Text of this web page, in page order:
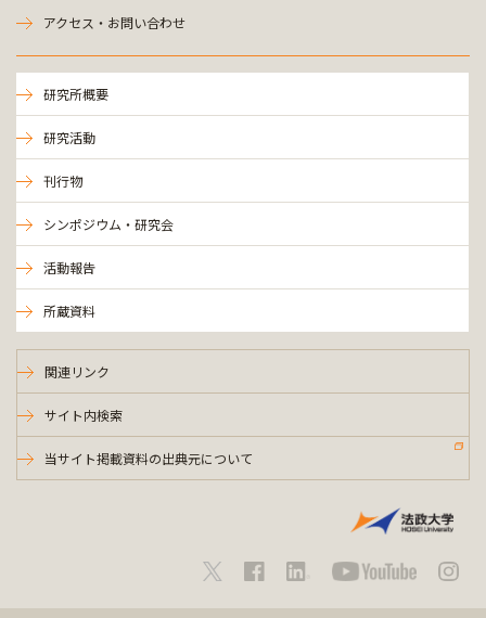
アクセス・お問い合わせ
研究所概要
研究活動
刊行物
シンポジウム・研究会
活動報告
所蔵資料
関連リンク
サイト内検索
当サイト掲載資料の出典元について